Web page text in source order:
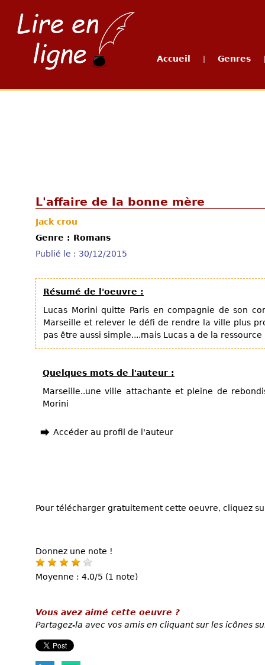
Accueil Genres
L'affaire de la bonne mère
Jack crou
Genre : Romans
Publié le : 30/12/2015
Résumé de l'oeuvre :
Lucas Morini quitte Paris en compagnie de son
Marseille et relever le défi de rendre la ville plus
pas être aussi simple....mais Lucas a de la ressource
Quelques mots de l'auteur :
Marseille..une ville attachante et pleine de
Morini
Accéder au profil de l'auteur
Pour télécharger gratuitement cette oeuvre, cliquez
Donnez une note !
Moyenne : 4.0/5 (1 note)
Vous avez aimé cette oeuvre ?
Partagez-la avec vos amis en cliquant sur les icônes